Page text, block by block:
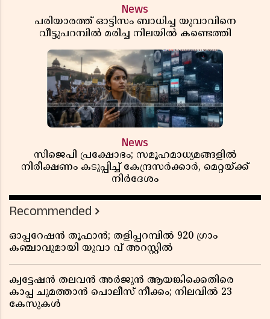
News
പരിയാരത്ത് ഓട്ടിസം ബാധിച്ച യുവാവിനെ
വീട്ടുപറമ്പിൽ മരിച്ച നിലയിൽ കണ്ടെത്തി
News
സിജെപി പ്രക്ഷോഭം; സമൂഹമാധ്യമങ്ങളിൽ
നിരീക്ഷണം കടുപ്പിച്ച് കേന്ദ്രസർക്കാർ, മെറ്റയ്ക്ക്
നിർദേശം
Recommended
ഓപ്പറേഷൻ തൂഫാൻ; തളിപ്പറമ്പിൽ 920 ഗ്രാം
കഞ്ചാവുമായി യുവാ വ് അറസ്റ്റിൽ
ക്വട്ടേഷൻ തലവൻ അർജുൻ ആയങ്കിക്കെതിരെ
കാപ്പ ചുമത്താൻ പൊലീസ് നീക്കം; നിലവിൽ 23
കേസുകൾ